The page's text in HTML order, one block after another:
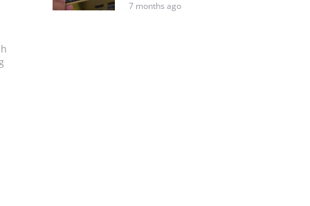
7 months ago